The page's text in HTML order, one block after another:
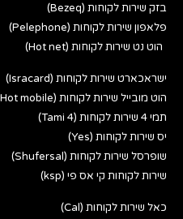
בזק שירות לקוחות (Bezeq)
פלאפון שירות לקוחות (Pelephone)
הוט נט שירות לקוחות (Hot net)
ישראכארט שירות לקוחות (Isracard)
הוט מובייל שירות לקוחות (Hot mobile)
תמי 4 שירות לקוחות (Tami 4)
יס שירות לקוחות (Yes)
שופרסל שירות לקוחות (Shufersal)
שירות לקוחות קי אס פי (ksp)
כאל שירות לקוחות (Cal)